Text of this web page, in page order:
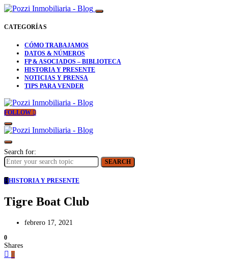
CATEGORÍAS
CÓMO TRABAJAMOS
DATOS & NÚMEROS
FP & ASOCIADOS – BIBLIOTECA
HISTORIA Y PRESENTE
NOTICIAS Y PRENSA
TIPS PARA VENDER
FOLLOW
Search for:
SEARCH
HHISTORIA Y PRESENTE
Tigre Boat Club
febrero 17, 2021
0
Shares
0